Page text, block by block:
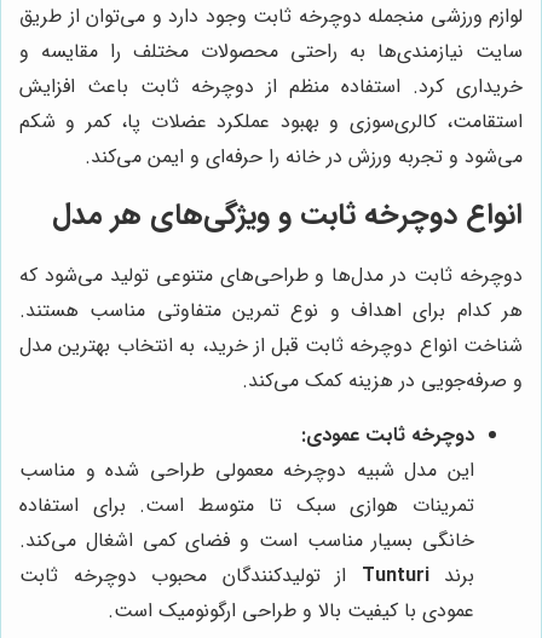
لوازم ورزشی منجمله دوچرخه ثابت وجود دارد و می‌توان از طریق
سایت نیازمندی‌ها به راحتی محصولات مختلف را مقایسه و
خریداری کرد. استفاده منظم از دوچرخه ثابت باعث افزایش
استقامت، کالری‌سوزی و بهبود عملکرد عضلات پا، کمر و شکم
می‌شود و تجربه ورزش در خانه را حرفه‌ای و ایمن می‌کند.
انواع دوچرخه ثابت و ویژگی‌های هر مدل
دوچرخه ثابت در مدل‌ها و طراحی‌های متنوعی تولید می‌شود که
هر کدام برای اهداف و نوع تمرین متفاوتی مناسب هستند.
شناخت انواع دوچرخه ثابت قبل از خرید، به انتخاب بهترین مدل
و صرفه‌جویی در هزینه کمک می‌کند.
دوچرخه ثابت عمودی:
این مدل شبیه دوچرخه معمولی طراحی شده و مناسب
تمرینات هوازی سبک تا متوسط است. برای استفاده
خانگی بسیار مناسب است و فضای کمی اشغال می‌کند.
برندTunturi از تولیدکنندگان محبوب دوچرخه ثابت
عمودی با کیفیت بالا و طراحی ارگونومیک است.